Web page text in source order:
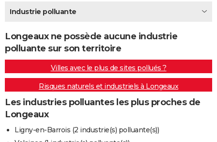
Destinations
City break
Voyage nature
Voyage de noces
Forum
Climat
+PHOTO
BONS PLANS
CARTE DE VOEUX
Carte de Noël
Carte Bonne année
Carte Saint-Valentin
Carte Pâques
Carte d'anniversaire
DICTIONNAIRE
Dictionnaire
Biographies
Citations
Expressions
Proverbes
COPAINS D'AVANT
Industrie polluante
Longeaux ne possède aucune industrie
polluante sur son territoire
Villes avec le plus de sites pollués ?
Risques naturels et industriels à Longeaux
Les industries polluantes les plus proches de
Longeaux
Ligny-en-Barrois (2 industrie(s) polluante(s))